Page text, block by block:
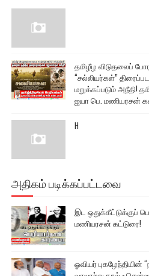
தமிழீழ விடுதலைப்
“சல்லியர்கள்”
மறுக்கப்படும் அநீதி!
ஐயா பெ. மணியரசன்
H
அதிகம் படிக்கப்பட்டவை
இட ஒதுக்கீட்டுக்குப்
மணியரசன் கட்டுரை!
ஓவியர் புகழேந்தியின்